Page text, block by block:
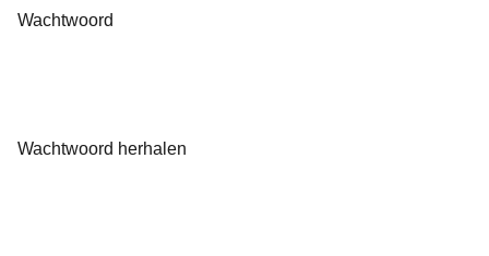
Wachtwoord
Wachtwoord herhalen